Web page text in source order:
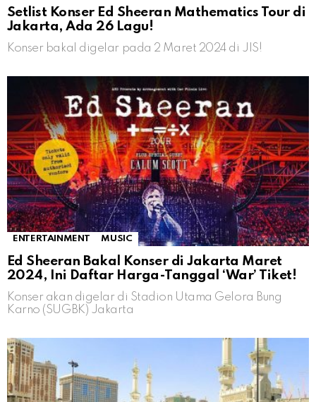
Setlist Konser Ed Sheeran Mathematics Tour di
Jakarta, Ada 26 Lagu!
Konser bakal digelar pada 2 Maret 2024 di JIS!
ENTERTAINMENT MUSIC
Ed Sheeran Bakal Konser di Jakarta Maret
2024, Ini Daftar Harga-Tanggal ‘War’ Tiket!
Konser akan digelar di Stadion Utama Gelora Bung
Karno (SUGBK) Jakarta